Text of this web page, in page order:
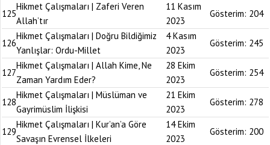
125
Hikmet Çalışmaları | Zaferi Veren
Allah’tır
11 Kasım
2023
Gösterim: 204
126
Hikmet Çalışmaları | Doğru Bildiğimiz
Yanlışlar: Ordu-Millet
4 Kasım
2023
Gösterim: 245
127
Hikmet Çalışmaları | Allah Kime, Ne
Zaman Yardım Eder?
28 Ekim
2023
Gösterim: 254
128
Hikmet Çalışmaları | Müslüman ve
Gayrimüslim İlişkisi
21 Ekim
2023
Gösterim: 278
129
Hikmet Çalışmaları | Kur’an’a Göre
Savaşın Evrensel İlkeleri
14 Ekim
2023
Gösterim: 200